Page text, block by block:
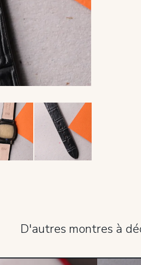
D'autres montres à